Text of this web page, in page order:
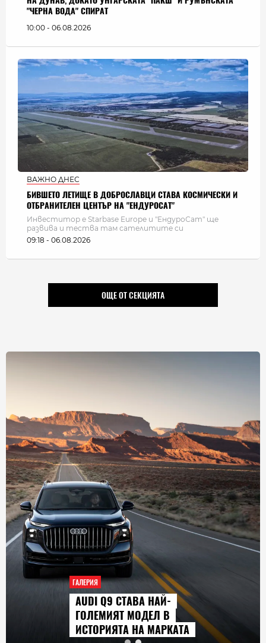
"ЧЕРНА ВОДА" СПИРАТ
10:00 - 06.08.2026
ВАЖНО ДНЕС
БИВШЕТО ЛЕТИЩЕ В ДОБРОСЛАВЦИ СТАВА КОСМИЧЕСКИ И
ОТБРАНИТЕЛЕН ЦЕНТЪР НА "ЕНДУРОСАТ"
Инвеститор е Starbase Europe и "ЕндуроСат" ще
развива и тества там сателитите си
09:18 - 06.08.2026
ОЩЕ ОТ СЕКЦИЯТА
Q9 СТАВА НАЙ-
МОДЕЛ В
НА МАРКАТА